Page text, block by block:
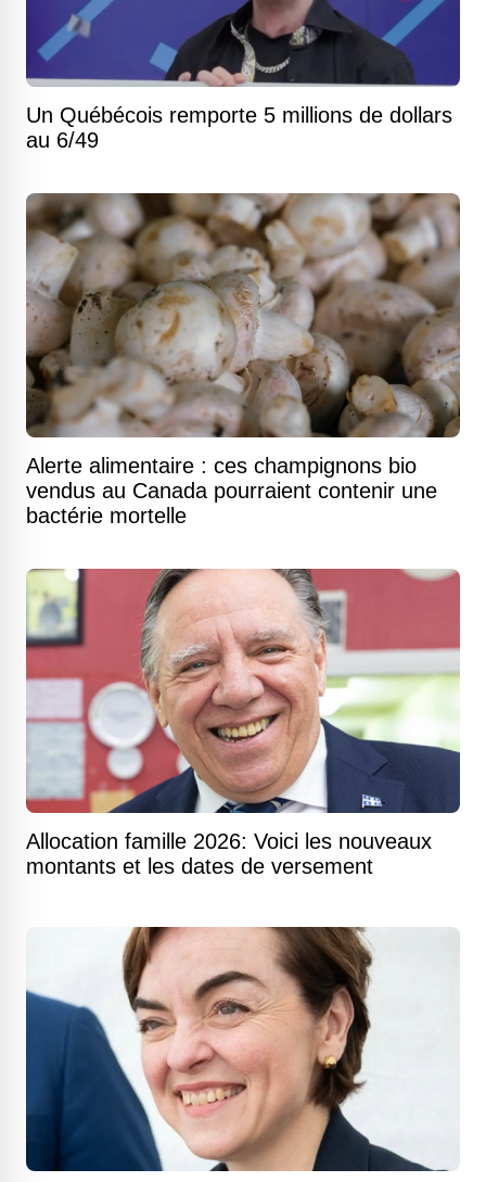
Un Québécois remporte 5 millions de dollars
au 6/49
Alerte alimentaire : ces champignons bio
vendus au Canada pourraient contenir une
bactérie mortelle
Allocation famille 2026: Voici les nouveaux
montants et les dates de versement